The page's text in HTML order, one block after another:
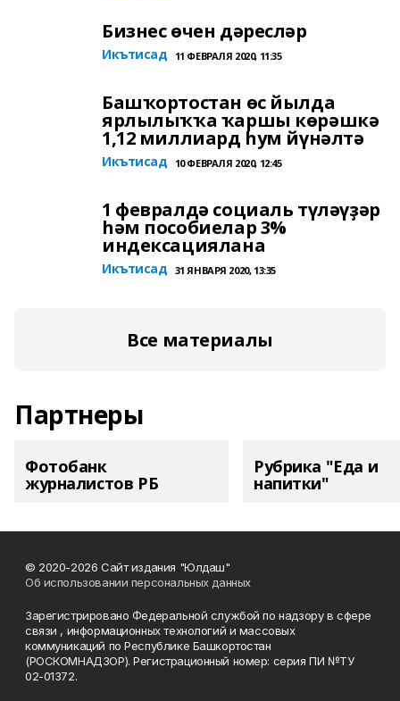
Бизнес өчен дәресләр
Икътисад 11 ФЕВРАЛЯ 2020, 11:35
Башҡортостан өс йылда
ярлылыҡҡа ҡаршы көрәшкә
1,12 миллиард һум йүнәлтә
Икътисад 10 ФЕВРАЛЯ 2020, 12:45
1 февралдә социаль түләүҙәр
һәм пособиелар 3%
индексациялана
Икътисад 31 ЯНВАРЯ 2020, 13:35
Все материалы
Партнеры
Фотобанк
журналистов РБ
Рубрика "Еда и
напитки"
© 2020-2026 Сайт издания "Юлдаш"
Об использовании персональных данных
Зарегистрировано Федеральной службой по надзору в сфере
связи , информационных технологий и массовых
коммуникаций по Республике Башкортостан
(РОСКОМНАДЗОР). Регистрационный номер: серия ПИ №ТУ
02-01372.